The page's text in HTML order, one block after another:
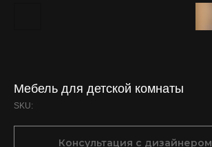
Мебель для детской комнаты
SKU:
Консультация с дизайнером